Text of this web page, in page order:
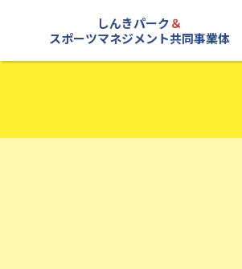
しんきパーク＆
スポーツマネジメント共同事業体